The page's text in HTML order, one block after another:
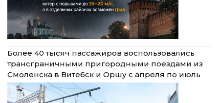
Более 40 тысяч пассажиров воспользовались
трансграничными пригородными поездами из
Смоленска в Витебск и Оршу с апреля по июль